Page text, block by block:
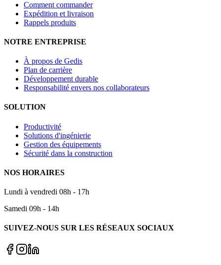
Comment commander
Expédition et livraison
Rappels produits
NOTRE ENTREPRISE
À propos de Gedis
Plan de carrière
Développement durable
Responsabilité envers nos collaborateurs
SOLUTION
Productivité
Solutions d'ingénierie
Gestion des équipements
Sécurité dans la construction
NOS HORAIRES
Lundi à vendredi 08h - 17h
Samedi 09h - 14h
SUIVEZ-NOUS SUR LES RÉSEAUX SOCIAUX